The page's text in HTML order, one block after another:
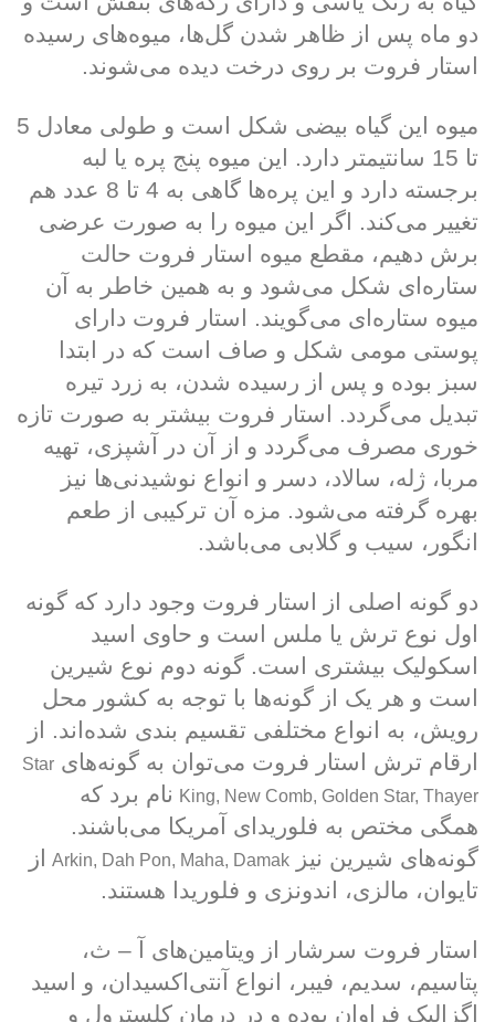
دو ماه پس از ظاهر شدن گل‌ها، میوه‌های رسیده
استار فروت بر روی درخت دیده می‌شوند.
میوه این گیاه بیضی شکل است و طولی معادل 5
تا 15 سانتیمتر دارد. این میوه پنج پره یا لبه
برجسته دارد و این پره‌ها گاهی به 4 تا 8 عدد هم
تغییر می‌کند. اگر این میوه را به صورت عرضی
برش دهیم، مقطع میوه استار فروت حالت
ستاره‌ای شکل می‌شود و به همین خاطر به آن
میوه ستاره‌ای می‌گویند. استار فروت دارای
پوستی مومی شکل و صاف است که در ابتدا
سبز بوده و پس از رسیده شدن، به زرد تیره
تبدیل می‌گردد. استار فروت بیشتر به صورت تازه
خوری مصرف می‌گردد و از آن در آشپزی، تهیه
مربا، ژله، سالاد، دسر و انواع نوشیدنی‌ها نیز
بهره گرفته می‌شود. مزه آن ترکیبی از طعم
انگور، سیب و گلابی می‌باشد.
دو گونه اصلی از استار فروت وجود دارد که گونه
اول نوع ترش یا ملس است و حاوی اسید
اسکولیک بیشتری است. گونه دوم نوع شیرین
است و هر یک از گونه‌ها با توجه به کشور محل
رویش، به انواع مختلفی تقسیم بندی شده‌اند. از
ارقام ترش استار فروت می‌توان به گونه‌های Star
King, New Comb, Golden Star, Thayer نام برد که
همگی مختص به فلوریدای آمریکا می‌باشند.
گونه‌های شیرین نیز
Arkin, Dah Pon, Maha, Damak
از
تایوان، مالزی، اندونزی و فلوریدا هستند.
استار فروت سرشار از ویتامین‌های آ – ث،
پتاسیم، سدیم، فیبر، انواع آنتی‌اکسیدان‌، و اسید
اگزالیک فراوان بوده و در درمان کلسترول و